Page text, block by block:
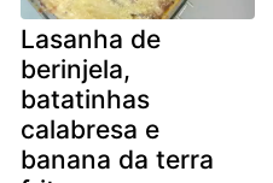
Lasanha de
berinjela,
batatinhas
calabresa e
banana da terra